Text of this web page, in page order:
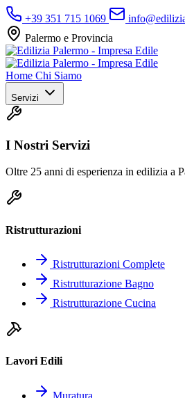
+39 351 715 1069
Palermo e Provincia
Home Chi Siamo
Servizi
I Nostri Servizi
Oltre 25 anni di esperienza in edilizia a
Ristrutturazioni
Ristrutturazioni Complete
Ristrutturazione Bagno
Ristrutturazione Cucina
Lavori Edili
Muratura